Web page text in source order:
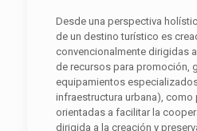
Desde una perspectiva
de un destino turístico es
convencionalmente dirigidas
de recursos para promoción,
equipamientos
infraestructura urbana), como
orientadas a facilitar la
dirigida a la creación y